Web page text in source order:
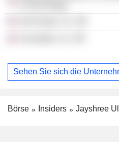
Sehen Sie sich die
Börse Insiders Jayshree